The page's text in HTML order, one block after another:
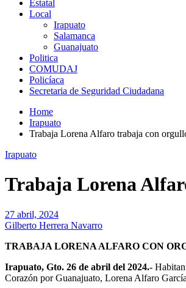
Estatal
Local
Irapuato
Salamanca
Guanajuato
Politica
COMUDAJ
Policíaca
Secretaria de Seguridad Ciudadana
Home
Irapuato
Trabaja Lorena Alfaro trabaja con
Irapuato
Trabaja Lorena
27 abril, 2024
Gilberto Herrera Navarro
TRABAJA LORENA ALFARO CON
Irapuato, Gto. 26 de abril del 2024.-
Corazón por Guanajuato, Lorena Alfaro